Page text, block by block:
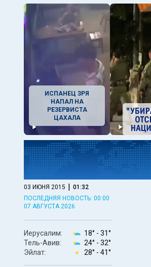
ИСПАНЕЦ ЗРЯ
НАПАЛ НА
РЕЗЕРВИСТА
ЦАХАЛА
03 ИЮНЯ 2015 | 01:32
ПОСЛЕДНЯЯ НОВОСТЬ: 00:00
07 АВГУСТА 2026
Иерусалим: 18° - 31°
Тель-Авив:
24° - 32°
Эйлат:
28° - 41°